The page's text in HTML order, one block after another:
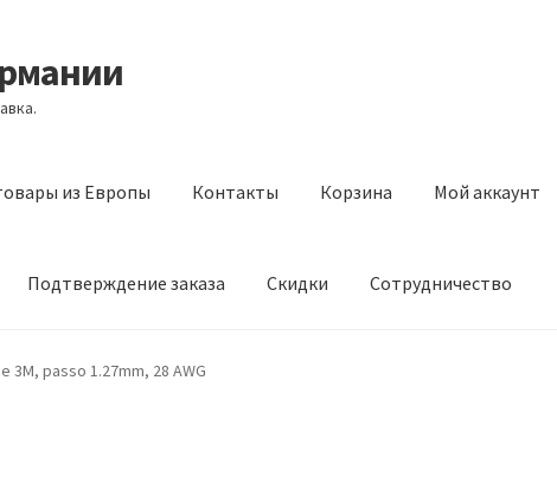
из Европы Контакты Корзина Мой аккаунт
Подтверждение заказа Скидки Сотрудничество
Контакты Корзина
3M, passo 1.27mm, 28 AWG